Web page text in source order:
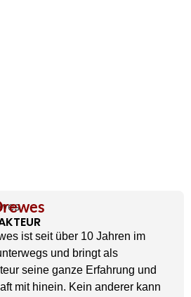
ist seit über 10 Jahren im
und bringt als
seine ganze Erfahrung und
mit hinein. Kein anderer kann